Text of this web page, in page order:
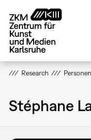
zum
Inhalt
Research Personen
Stéphane